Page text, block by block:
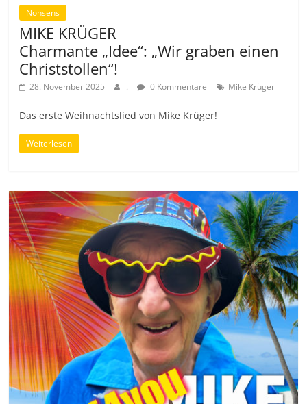
Nonsens
MIKE KRÜGER
Charmante „Idee“: „Wir graben einen
Christstollen“!
28. November 2025 . 0 Kommentare Mike Krüger
Das erste Weihnachtslied von Mike Krüger!
Weiterlesen